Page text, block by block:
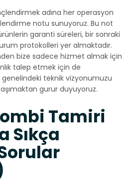
adına her operasyon
notu sunuyoruz. Bu not
garanti süreleri, bir sonraki
protokolleri yer almaktadır.
bize sadece hizmet almak için
talep etmek için de
genelindeki teknik vizyonumuzu
gurur duyuyoruz.
Tamiri
Sıkça